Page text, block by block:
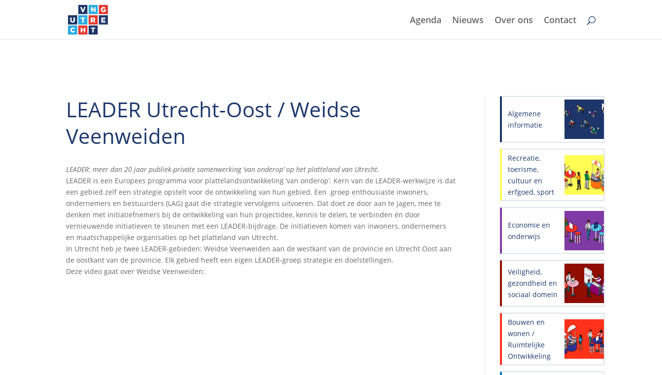
Agenda Nieuws Over ons Contact
LEADER Utrecht-Oost / Weidse
Veenweiden
LEADER: meer dan 20 jaar publiek-private samenwerking ‘van onderop’ op het platteland van Utrecht.
LEADER is een Europees programma voor plattelandsontwikkeling ‘van onderop’. Kern van de LEADER-werkwijze is dat
een gebied zelf een strategie opstelt voor de ontwikkeling van hun gebied. Een groep enthousiaste inwoners,
ondernemers en bestuurders (LAG) gaat die strategie vervolgens uitvoeren. Dat doet ze door aan te jagen, mee te
denken met initiatiefnemers bij de ontwikkeling van hun projectidee, kennis te delen, te verbinden én door
vernieuwende initiatieven te steunen met een LEADER-bijdrage. De initiatieven komen van inwoners, ondernemers
en maatschappelijke organisaties op het platteland van Utrecht.
In Utrecht heb je twee LEADER-gebieden: Weidse Veenweiden aan de westkant van de provincie en Utrecht Oost aan
de oostkant van de provincie. Elk gebied heeft een eigen LEADER-groep strategie en doelstellingen.
Deze video gaat over Weidse Veenweiden:
Algemene
informatie
Recreatie,
toerisme,
cultuur en
erfgoed, sport
Economie en
onderwijs
Veiligheid,
gezondheid en
sociaal domein
Bouwen en
wonen /
Ruimtelijke
Ontwikkeling